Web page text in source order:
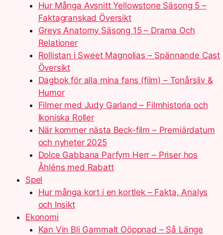
Hur Många Avsnitt Yellowstone Säsong 5 –
Faktagranskad Översikt
Greys Anatomy Säsong 15 – Drama Och
Relationer
Rollistan i Sweet Magnolias – Spännande Cast
Översikt
Dagbok för alla mina fans (film) – Tonårsliv &
Humor
Filmer med Judy Garland – Filmhistoria och
Ikoniska Roller
När kommer nästa Beck-film – Premiärdatum
och nyheter 2025
Dolce Gabbana Parfym Herr – Priser hos
Åhléns med Rabatt
Spel
Hur många kort i en kortlek – Fakta, Analys
och Insikt
Ekonomi
Kan Vin Bli Gammalt Oöppnad – Så Länge